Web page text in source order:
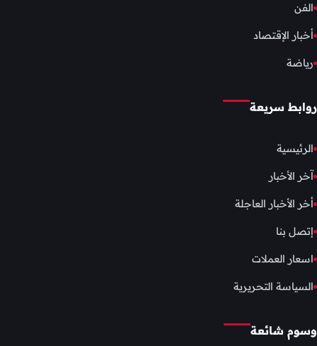
الفن
أخبار الإقتصاد
رياضة
روابط سريعة
الرئيسية
آخر الأخبار
أخر الأخبار العاجلة
إتصل بنا
اسعار العملات
السياسة التحريرية
وسوم شائعة